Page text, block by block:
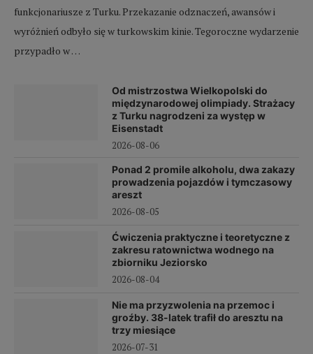
funkcjonariusze z Turku. Przekazanie odznaczeń, awansów i
wyróżnień odbyło się w turkowskim kinie. Tegoroczne wydarzenie
przypadło w …
Od mistrzostwa Wielkopolski do
międzynarodowej olimpiady. Strażacy
z Turku nagrodzeni za występ w
Eisenstadt
2026-08-06
Ponad 2 promile alkoholu, dwa zakazy
prowadzenia pojazdów i tymczasowy
areszt
2026-08-05
Ćwiczenia praktyczne i teoretyczne z
zakresu ratownictwa wodnego na
zbiorniku Jeziorsko
2026-08-04
Nie ma przyzwolenia na przemoc i
groźby. 38-latek trafił do aresztu na
trzy miesiące
2026-07-31